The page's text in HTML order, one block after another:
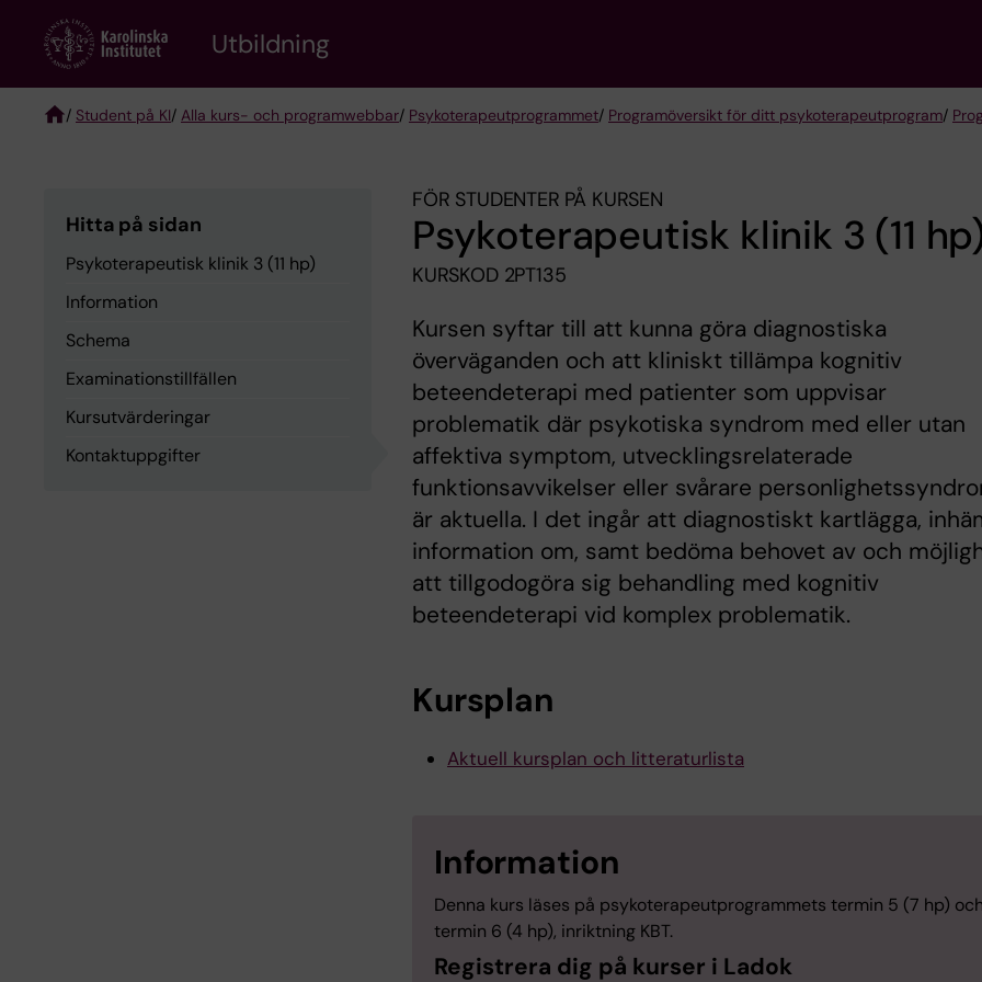
content
Utbildning
/ Student på KI/ Alla kurs- och programwebbar/ Psykoterapeut­programmet/ Programöversikt för ditt psykoterapeutprogram/
Hitta på sidan
Psykoterapeutisk klinik 3 (11 hp)
Information
Schema
Examinationstillfällen
Kursutvärderingar
Kontaktuppgifter
FÖR STUDENTER PÅ KURSEN
Psykoterapeutisk klinik 3 (11
KURSKOD 2PT135
Kursen syftar till att kunna göra diagnostiska
överväganden och att kliniskt tillämpa kognitiv
beteendeterapi med patienter som uppvisar
problematik där psykotiska syndrom med eller utan
affektiva symptom, utvecklingsrelaterade
funktionsavvikelser eller svårare
är aktuella. I det ingår att diagnostiskt kartlägga,
information om, samt bedöma behovet av och
att tillgodogöra sig behandling med kognitiv
beteendeterapi vid komplex problematik.
Kursplan
Aktuell kursplan och litteraturlista
Information
Denna kurs läses på psykoterapeutprogrammets termin 5 (7 hp) och
termin 6 (4 hp), inriktning KBT.
Registrera dig på kurser i Ladok